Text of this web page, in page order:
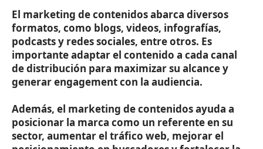
El marketing de contenidos abarca diversos
formatos, como blogs, videos, infografías,
podcasts y redes sociales, entre otros. Es
importante adaptar el contenido a cada canal
de distribución para maximizar su alcance y
generar engagement con la audiencia.
Además, el marketing de contenidos ayuda a
posicionar la marca como un referente en su
sector, aumentar el tráfico web, mejorar el